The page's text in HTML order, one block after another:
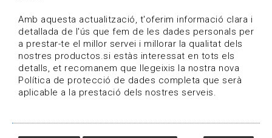
Estigues al dia
Convocatòries, activitats i notícies del sector de la
cultura.
Amb aquesta actualització, t'oferim informació clara i
detallada de l'ús que fem de les dades personals per
a prestar-te el millor servei i millorar la qualitat dels
nostres productos.si estàs interessat en tots els
detalls, et recomanem que llegeixis la nostra nova
Política de protecció de dades completa que serà
aplicable a la prestació dels nostres serveis.